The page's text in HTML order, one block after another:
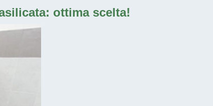
ottima scelta!